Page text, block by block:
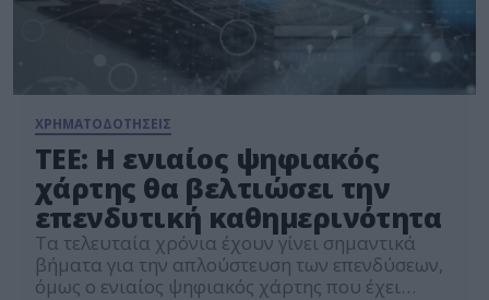
ΧΡΗΜΑΤΟΔΟΤΗΣΕΙΣ
ΤΕΕ: Η ενιαίος ψηφιακός
χάρτης θα βελτιώσει την
επενδυτική καθημερινότητα
Τα τελευταία χρόνια έχουν γίνει σημαντικά
βήματα για την απλούστευση των επενδύσεων,
όμως ο ενιαίος ψηφιακός χάρτης που έχει